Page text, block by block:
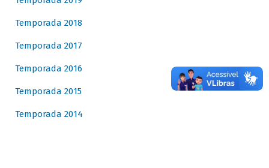
Temporada 2018
Temporada 2017
Temporada 2016
Temporada 2015
Temporada 2014